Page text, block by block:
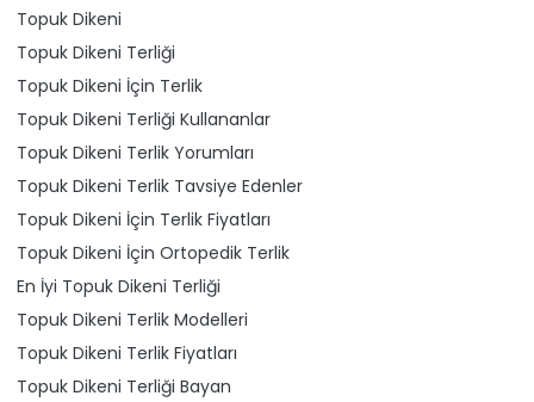
Topuk Dikeni
Topuk Dikeni Terliği
Topuk Dikeni İçin Terlik
Topuk Dikeni Terliği Kullananlar
Topuk Dikeni Terlik Yorumları
Topuk Dikeni Terlik Tavsiye Edenler
Topuk Dikeni İçin Terlik Fiyatları
Topuk Dikeni İçin Ortopedik Terlik
En İyi Topuk Dikeni Terliği
Topuk Dikeni Terlik Modelleri
Topuk Dikeni Terlik Fiyatları
Topuk Dikeni Terliği Bayan